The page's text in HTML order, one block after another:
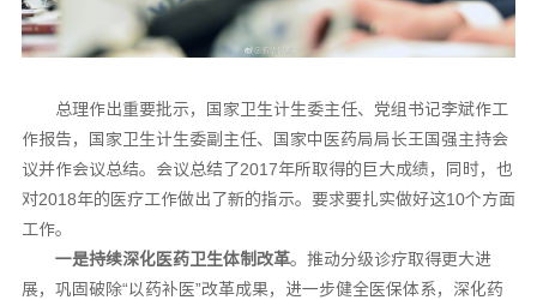
总理作出重要批示，国家卫生计生委主任、党组书记李斌作工
作报告，国家卫生计生委副主任、国家中医药局局长王国强主持会
议并作会议总结。会议总结了2017年所取得的巨大成绩，同时，也
对2018年的医疗工作做出了新的指示。要求要扎实做好这10个方面
工作。
一是持续深化医药卫生体制改革。推动分级诊疗取得更大进
展，巩固破除“以药补医”改革成果，进一步健全医保体系，深化药